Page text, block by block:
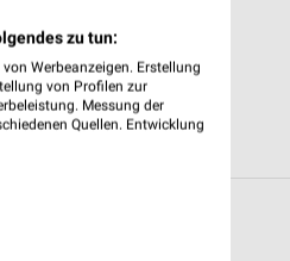
zu tun:
Werbeanzeigen. Erstellung
von Profilen zur
Messung der
Quellen. Entwicklung